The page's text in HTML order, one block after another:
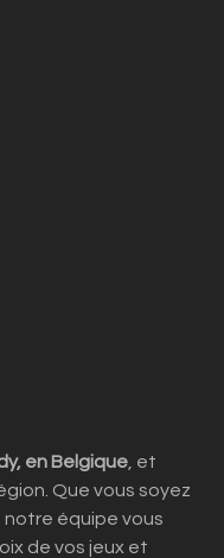
en Belgique , et
Que vous soyez
équipe vous
de vos jeux et